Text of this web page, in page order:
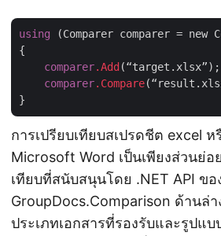
using (Comparer comparer = new
{
comparer.Add (“target.xlsx”);
comparer.Compare
การเปรียบเทียบสเปรดชีต excel ห
Microsoft Word เป็นเพียงส่วนย่อ
เทียบที่สนับสนุนโดย .NET API ขอ
GroupDocs.Comparison ด้านล่
ประเภทเอกสารที่รองรับและรูปแ